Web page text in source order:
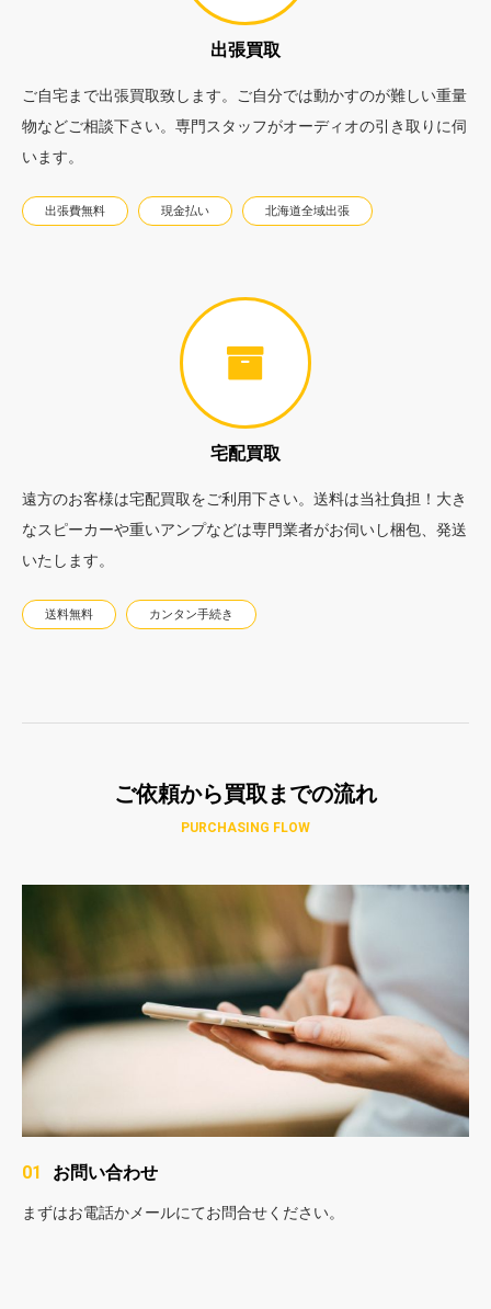
出張買取
ご自宅まで出張買取致します。ご自分では動かすのが難しい重量
物などご相談下さい。専門スタッフがオーディオの引き取りに伺
います。
出張費無料 現金払い 北海道全域出張
宅配買取
遠方のお客様は宅配買取をご利用下さい。送料は当社負担！大き
なスピーカーや重いアンプなどは専門業者がお伺いし梱包、発送
いたします。
送料無料 カンタン手続き
ご依頼から買取までの流れ
PURCHASING FLOW
01 お問い合わせ
まずはお電話かメールにてお問合せください。